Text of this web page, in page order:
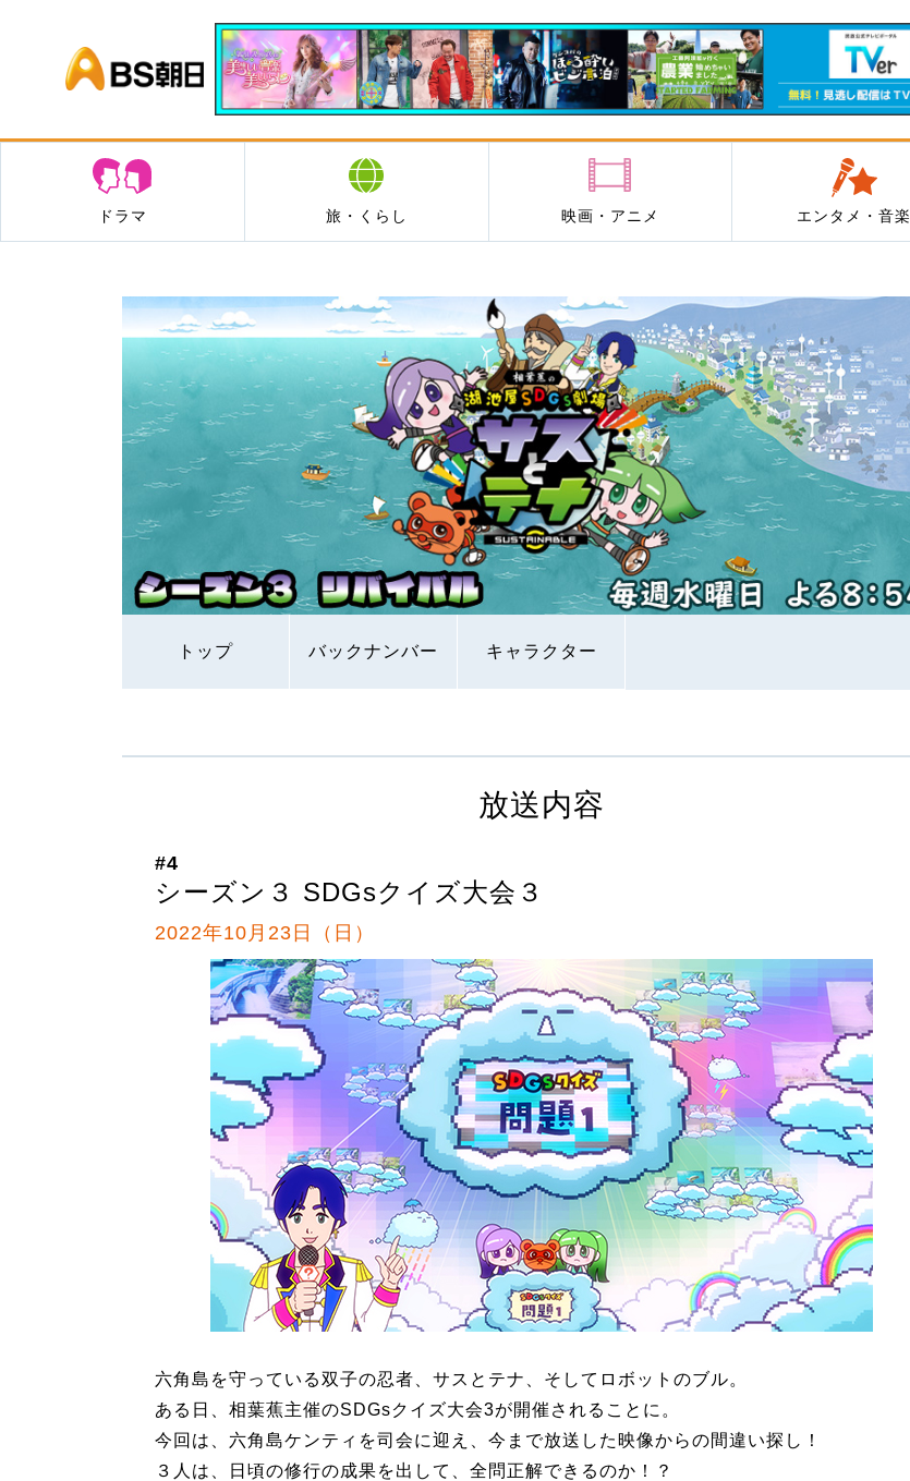
BS朝日
ドラマ 旅・くらし 映画・アニメ エンタメ・音楽
トップ バックナンバー キャラクター
放送内容
#4
シーズン３ SDGsクイズ大会３
2022年10月23日（日）
六角島を守っている双子の忍者、サスとテナ、そしてロボットのブル。
ある日、相葉蕉主催のSDGsクイズ大会3が開催されることに。
今回は、六角島ケンティを司会に迎え、今まで放送した映像からの間違い探し！
３人は、日頃の修行の成果を出して、全問正解できるのか！？